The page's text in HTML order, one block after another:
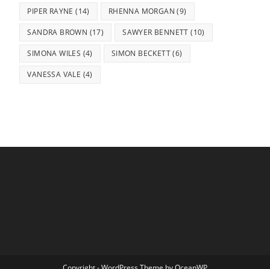
PIPER RAYNE (14) RHENNA MORGAN (9)
SANDRA BROWN (17) SAWYER BENNETT (10)
SIMONA WILES (4) SIMON BECKETT(6)
VANESSA VALE (4)